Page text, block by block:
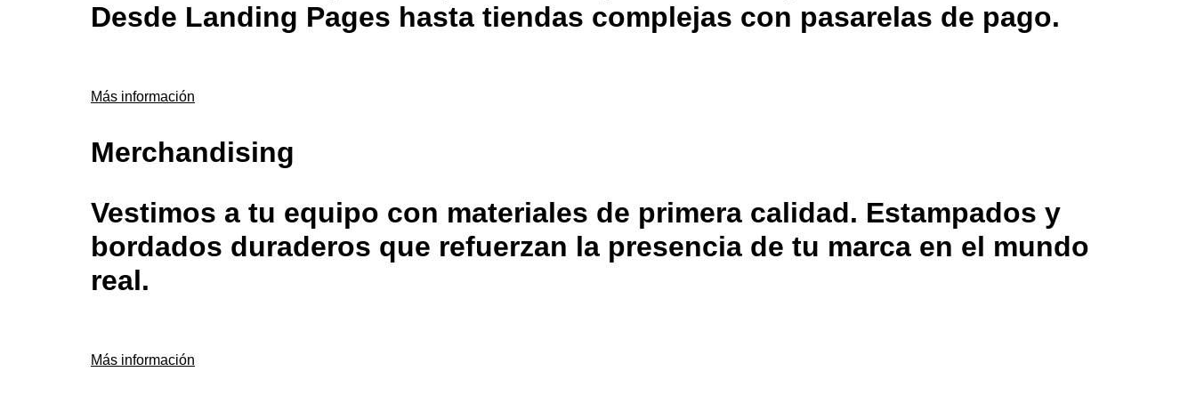
Desde Landing Pages hasta tiendas complejas con pasarelas de pago.
Más información
Merchandising
Vestimos a tu equipo con materiales de primera calidad. Estampados y
bordados duraderos que refuerzan la presencia de tu marca en el mundo
real.
Más información